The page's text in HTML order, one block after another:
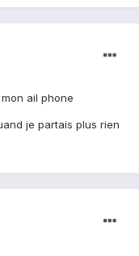
ail phone
je partais plus rien